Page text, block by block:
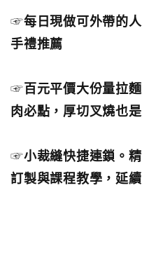
☞每日現做可外帶的
手禮推薦
☞ 百元平價大份量拉
肉必點，厚切叉燒也
☞小裁縫快捷連鎖。
訂製與課程教學，延